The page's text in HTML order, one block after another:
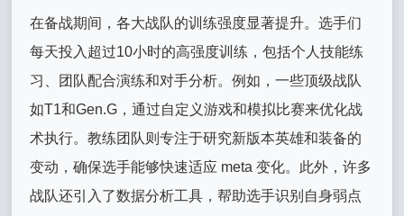
在备战期间，各大战队的训练强度显著提升。选手们
每天投入超过10小时的高强度训练，包括个人技能练
习、团队配合演练和对手分析。例如，一些顶级战队
如T1和Gen.G，通过自定义游戏和模拟比赛来优化战
术执行。教练团队则专注于研究新版本英雄和装备的
变动，确保选手能够快速适应 meta 变化。此外，许多
战队还引入了数据分析工具，帮助选手识别自身弱点